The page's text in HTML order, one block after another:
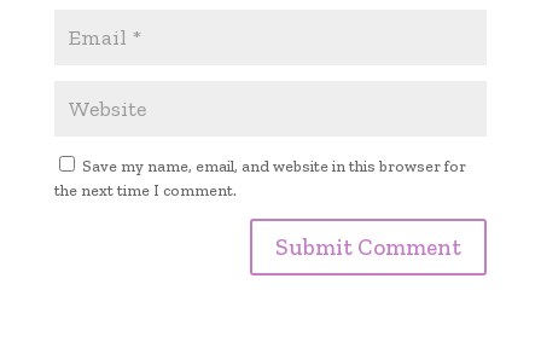
Save my name, email, and website in this browser for
the next time I comment.